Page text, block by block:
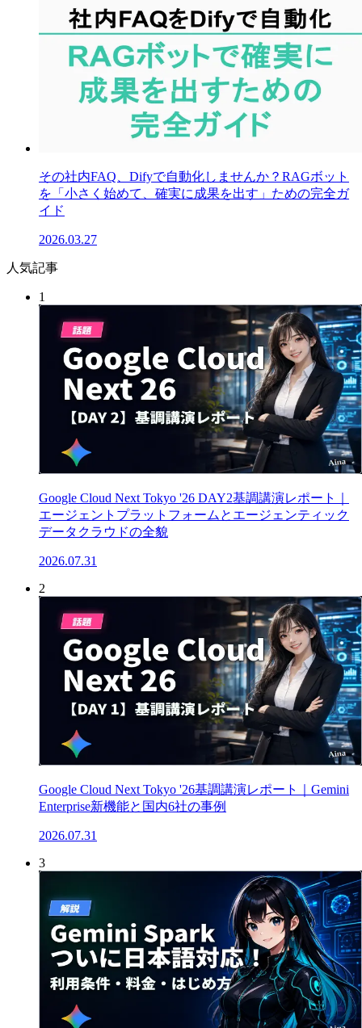
その社内FAQ、Difyで自動化しませんか？RAGボット
を「小さく始めて、確実に成果を出す」ための完全ガ
イド
2026.03.27
人気記事
1
Google Cloud Next Tokyo '26 DAY2基調講演レポート｜
エージェントプラットフォームとエージェンティック
データクラウドの全貌
2026.07.31
2
Google Cloud Next Tokyo '26基調講演レポート｜Gemini
Enterprise新機能と国内6社の事例
2026.07.31
3